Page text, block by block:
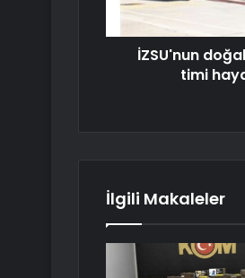
İZSU'nun
timi
İlgili Makaleler